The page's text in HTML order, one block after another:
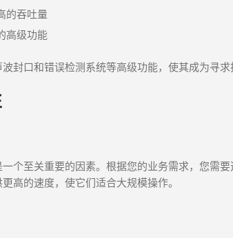
的吞吐量
高级功能
封口和错误检测系统等高级功能，使其成为寻求
个至关重要的因素。根据您的业务需求，您需
高的速度，使它们适合大规模操作。